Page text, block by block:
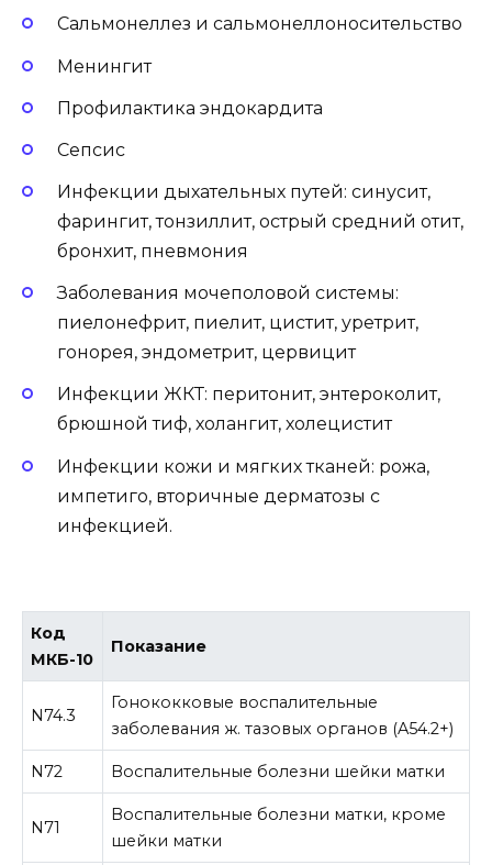
Сальмонеллез и сальмонеллоносительство
Менингит
Профилактика эндокардита
Сепсис
Инфекции дыхательных путей: синусит,
фарингит, тонзиллит, острый средний отит,
бронхит, пневмония
Заболевания мочеполовой системы:
пиелонефрит, пиелит, цистит, уретрит,
гонорея, эндометрит, цервицит
Инфекции ЖКТ: перитонит, энтероколит,
брюшной тиф, холангит, холецистит
Инфекции кожи и мягких тканей: рожа,
импетиго, вторичные дерматозы с
инфекцией.
Код
МКБ-10
Показание
N74.3
Гонококковые воспалительные
заболевания ж. тазовых органов (A54.2+)
N72 Воспалительные болезни шейки матки
N71
Воспалительные болезни матки, кроме
шейки матки